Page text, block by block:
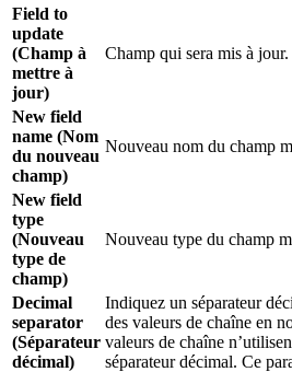
Field to
update
(Champ à
mettre à
jour)
Champ qui sera mis à jour.
New field
name (Nom
du nouveau
champ)
Nouveau nom du champ
New field
type
(Nouveau
type de
champ)
Nouveau type du champ
Decimal
separator
(Séparateur
décimal)
Indiquez un séparateur
des valeurs de chaîne en
valeurs de chaîne
séparateur décimal. Ce